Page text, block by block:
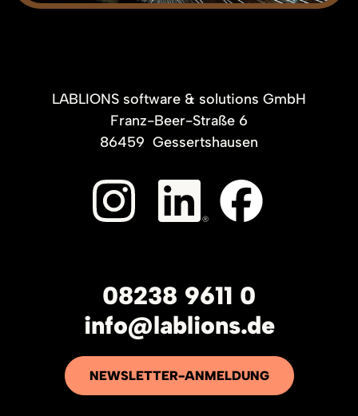
LABLIONS software & solutions GmbH
Franz-Beer-Straße 6
86459 Gessertshausen
08238 9611 0
info@lablions.de
NEWSLETTER-ANMELDUNG